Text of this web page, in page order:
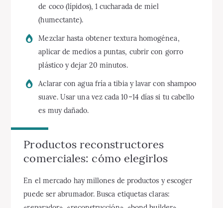
de coco (lípidos), 1 cucharada de miel
(humectante).
Mezclar hasta obtener textura homogénea,
aplicar de medios a puntas, cubrir con gorro
plástico y dejar 20 minutos.
Aclarar con agua fría a tibia y lavar con shampoo
suave. Usar una vez cada 10–14 días si tu cabello
es muy dañado.
Productos reconstructores
comerciales: cómo elegirlos
En el mercado hay millones de productos y escoger
puede ser abrumador. Busca etiquetas claras: